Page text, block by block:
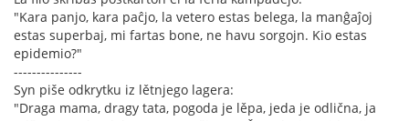
"Kara panjo, kara paĉjo, la vetero estas belega, la manĝaĵoj
estas superbaj, mi fartas bone, ne havu sorgojn. Kio estas
epidemio?"
---------------
Syn piše odkrytku iz lětnjego lagera:
"Draga mama, dragy tata, pogoda je lěpa, jeda je odlična, ja